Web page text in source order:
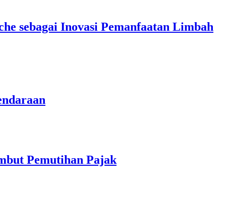
sebagai Inovasi Pemanfaatan Limbah
Pemutihan Pajak